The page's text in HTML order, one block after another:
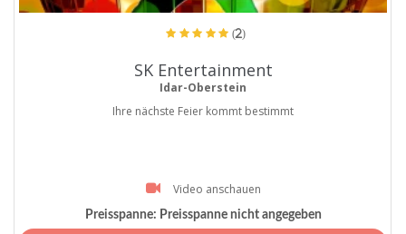
(2)
SK Entertainment
Idar-Oberstein
Ihre nächste Feier kommt bestimmt
Video anschauen
Preisspanne: Preisspanne nicht angegeben